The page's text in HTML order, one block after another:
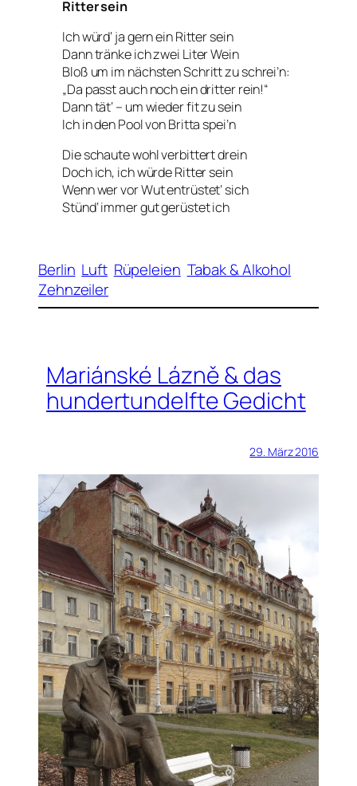
Ritter sein
Ich würd‘ ja gern ein Ritter sein
Dann tränke ich zwei Liter Wein
Bloß um im nächsten Schritt zu schrei’n:
„Da passt auch noch ein dritter rein!“
Dann tät‘ – um wieder fit zu sein
Ich in den Pool von Britta spei’n
Die schaute wohl verbittert drein
Doch ich, ich würde Ritter sein
Wenn wer vor Wut entrüstet‘ sich
Stünd‘ immer gut gerüstet ich
Berlin Luft Rüpeleien Tabak & Alkohol
Zehnzeiler
Mariánské Lázně & das
hundertundelfte Gedicht
29. März 2016